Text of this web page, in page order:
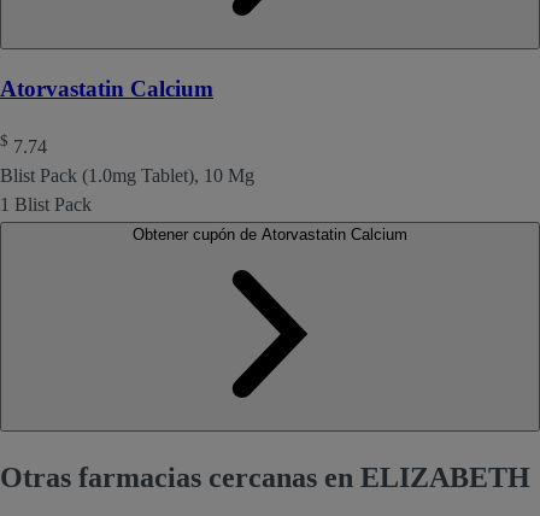
Atorvastatin Calcium
$ 7.74
Blist Pack (1.0mg Tablet), 10 Mg
1 Blist Pack
Otras farmacias cercanas en ELIZABETH